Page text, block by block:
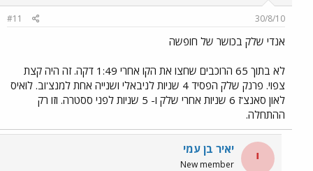
30/8/10
#11
אנדי שלק בכושר של חופשה
לא בתוך 65 הרוכבים שחצו את הקו אחרי 1:49 דקה. זה היה קצת
צפוי. פרנק שלק הפסיד 4 שניות לניבאלי ושנייה אחת למנצ'וב. לואיס
לאון סאנצ'ז 6 שניות אחרי שלק ו- 5 שניות לפני ססטרה. וזו רק
ההתחלה.
י יאיר בן עמי
New member